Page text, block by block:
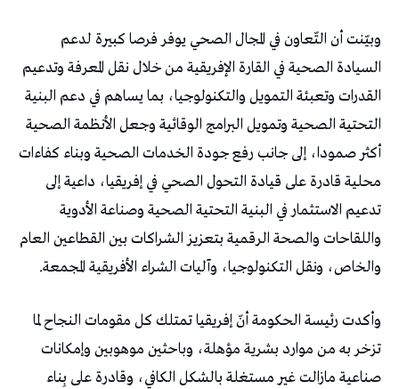
وبيّنت أن التّعاون في المجال الصحي يوفر فرصا كبيرة لدعم
السيادة الصحية في القارة الإفريقية من خلال نقل المعرفة وتدعيم
القدرات وتعبئة التمويل والتكنولوجيا، بما يساهم في دعم البنية
التحتية الصحية وتمويل البرامج الوقائية وجعل الأنظمة الصحية
أكثر صمودا، إلى جانب رفع جودة الخدمات الصحية وبناء كفاءات
محلية قادرة على قيادة التحول الصحي في إفريقيا، داعية إلى
تدعيم الاستثمار في البنية التحتية الصحية وصناعة الأدوية
واللقاحات والصحة الرقمية بتعزيز الشراكات بين القطاعين العام
والخاص، ونقل التكنولوجيا، وآليات الشراء الأفريقية المجمعة.
وأكدت رئيسة الحكومة أنّ إفريقيا تمتلك كل مقومات النجاح لما
تزخر به من موارد بشرية مؤهلة، وباحثين موهوبين وإمكانات
صناعية مازالت غير مستغلة بالشكل الكافي، وقادرة على بِناء